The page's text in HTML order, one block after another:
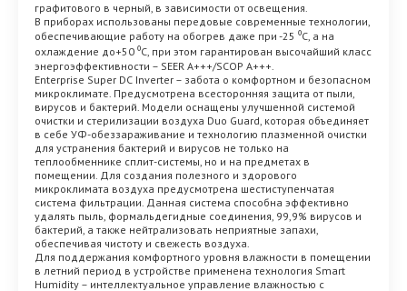
графитового в черный, в зависимости от освещения.
В приборах использованы передовые современные технологии,
обеспечивающие работу на обогрев даже при -25 ⁰С, а на
охлаждение до+50 ⁰С, при этом гарантирован высочайший класс
энергоэффективности – SEER A+++/SCOP A+++.
Enterprise Super DC Inverter – забота о комфортном и безопасном
микроклимате. Предусмотрена всесторонняя защита от пыли,
вирусов и бактерий. Модели оснащены улучшенной системой
очистки и стерилизации воздуха Duo Guard, которая объединяет
в себе УФ-обеззараживание и технологию плазменной очистки
для устранения бактерий и вирусов не только на
теплообменнике сплит-системы, но и на предметах в
помещении. Для создания полезного и здорового
микроклимата воздуха предусмотрена шестиступенчатая
система фильтрации. Данная система способна эффективно
удалять пыль, формальдегидные соединения, 99,9% вирусов и
бактерий, а также нейтрализовать неприятные запахи,
обеспечивая чистоту и свежесть воздуха.
Для поддержания комфортного уровня влажности в помещении
в летний период в устройстве применена технология Smart
Humiditу – интеллектуальное управление влажностью с